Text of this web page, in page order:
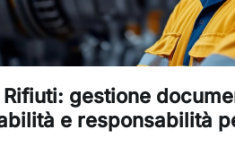
Rifiuti: gestione
e responsabilità